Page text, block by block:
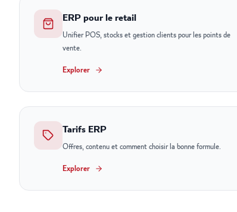
ERP pour le retail
Unifier POS, stocks et gestion clients pour les points de
vente.
Explorer
Tarifs ERP
Offres, contenu et comment choisir la bonne formule.
Explorer